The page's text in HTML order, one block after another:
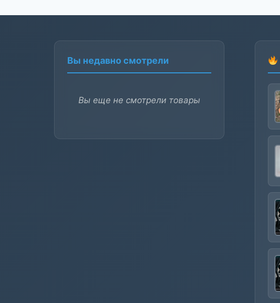
Вы недавно смотрели
Вы еще не смотрели товары